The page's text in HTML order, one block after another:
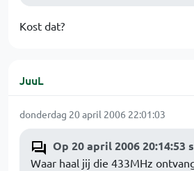
Kost dat?
JuuL
donderdag 20 april 2006 22:01:03
Op 20 april 2006 20:14:53
Waar haal jij die 433MHz